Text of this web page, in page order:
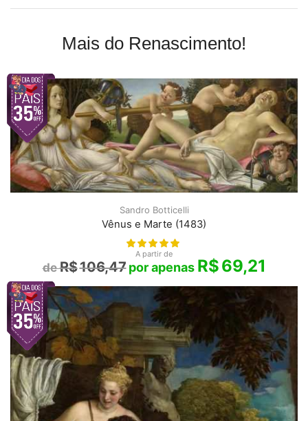
Mais do Renascimento!
Sandro Botticelli
Vênus e Marte (1483)
A partir de
R$106,47 R$69,21